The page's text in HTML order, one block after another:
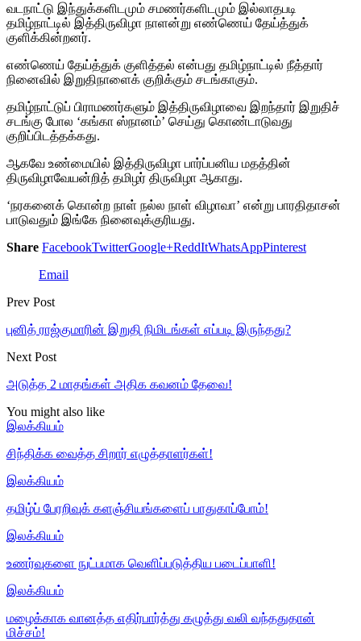
வடநாட்டு இந்துக்களிடமும் சமணர்களிடமும் இல்லாதபடி
தமிழ்நாட்டில் இத்திருவிழா நாளன்று எண்ணெய் தேய்த்துக்
குளிக்கின்றனர்.
எண்ணெய் தேய்த்துக் குளித்தல் என்பது தமிழ்நாட்டில் நீத்தார்
நினைவில் இறுதிநாளைக் குறிக்கும் சடங்காகும்.
தமிழ்நாட்டுப் பிராமணர்களும் இத்திருவிழாவை இறந்தார் இறுதிச்
சடங்கு போல ‘கங்கா ஸ்நானம்’ செய்து கொண்டாடுவது
குறிப்பிடத்தக்கது.
ஆகவே உண்மையில் இத்திருவிழா பார்ப்பனிய மதத்தின்
திருவிழாவேயன்றித் தமிழர் திருவிழா ஆகாது.
‘நரகனைக் கொன்ற நாள் நல்ல நாள் விழாவா’ என்று பாரதிதாசன்
பாடுவதும் இங்கே நினைவுக்குரியது.
Share FacebookTwitterGoogle+ReddItWhatsAppPinterest
Email
Prev Post
புனித் ராஜ்குமாரின் இறுதி நிமிடங்கள் எப்படி இருந்தது?
Next Post
அடுத்த 2 மாதங்கள் அதிக கவனம் தேவை!
You might also like
இலக்கியம்
சிந்திக்க வைத்த சிறார் எழுத்தாளர்கள்!
இலக்கியம்
தமிழ்ப் பேரறிவுக் களஞ்சியங்களைப் பாதுகாப்போம்!
இலக்கியம்
உணர்வுகளை நுட்பமாக வெளிப்படுத்திய படைப்பாளி!
இலக்கியம்
மழைக்காக வானத்த எதிர்பார்த்து கழுத்து வலி வந்ததுதான்
மிச்சம்!